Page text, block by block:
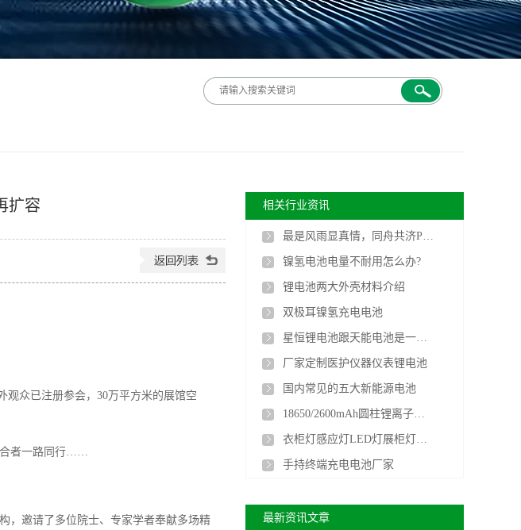
扩容
观众已注册参会，30万平方米的展馆空
合者一路同行……
，邀请了多位院士、专家学者奉献多场精
相关行业资讯
最是风雨显真情，同舟共济PG电子人
镍氢电池电量不耐用怎么办?
锂电池两大外壳材料介绍
双极耳镍氢充电电池
星恒锂电池跟天能电池是一家的吗
厂家定制医护仪器仪表锂电池
国内常见的五大新能源电池
18650/2600mAh圆柱锂离子电池
衣柜灯感应灯LED灯展柜灯聚合物长条锂电池厂家
手持终端充电电池厂家
最新资讯文章